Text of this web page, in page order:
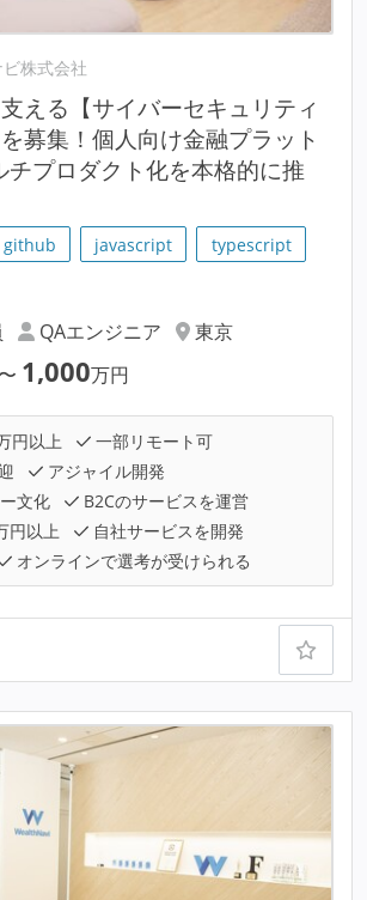
株式会社
える【サイバーセキュリティ
募集！個人向け金融プラット
チプロダクト化を本格的に推
github javascript
typescript
QAエンジニア
東京
〜 1,000万円
円以上
一部リモート可
アジャイル開発
文化
B2Cのサービスを運営
円以上
自社サービスを開発
オンラインで選考が受けられる